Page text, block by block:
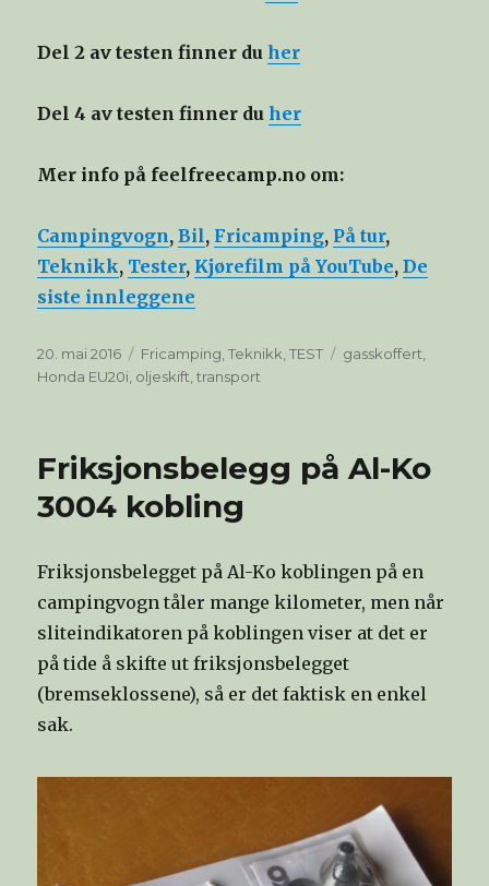
Del 2 av testen finner duher
Del 4 av testen finner duher
Mer info på feelfreecamp.no om:
Campingvogn,Bil, Fricamping, På tur,
Teknikk, Tester, Kjørefilm på YouTube,De
siste innleggene
Publisert
20. mai 2016 Kategorier
Fricamping,Teknikk,TEST Stikkord
gasskoffert,
Honda EU20i, oljeskift,transport
Friksjonsbelegg på Al-Ko
3004 kobling
Friksjonsbelegget på Al-Ko koblingen på en
campingvogn tåler mange kilometer, men når
sliteindikatoren på koblingen viser at det er
på tide å skifte ut friksjonsbelegget
(bremseklossene), så er det faktisk en enkel
sak.